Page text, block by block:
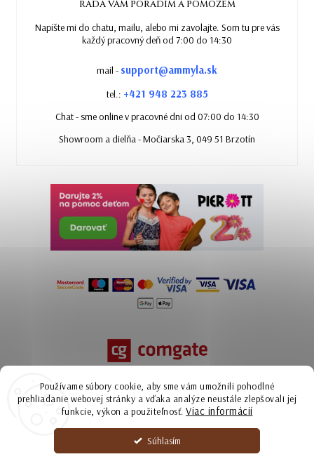
Používame súbory cookie, aby sme vám umožnili pohodlné
prehliadanie webovej stránky a vďaka analýze neustále zlepšovali jej
funkcie, výkon a použiteľnosť. Viac informácií
Súhlasím
RADA VÁM PORADÍM A POMÔŽEM
Napíšte mi do chatu, mailu, alebo mi zavolajte. Som tu pre vás
každý pracovný deň od 7:00 do 14:30
mail - support@ammyla.sk
tel.: +421 948 223 885
Chat - sme online v pracovné dni od 07:00 do 14:30
Showroom a dielňa - Močiarska 3, 049 51 Brzotín
Copyright 2026Ammyla | kožené kabelky zo Slovenska. Všetky práva